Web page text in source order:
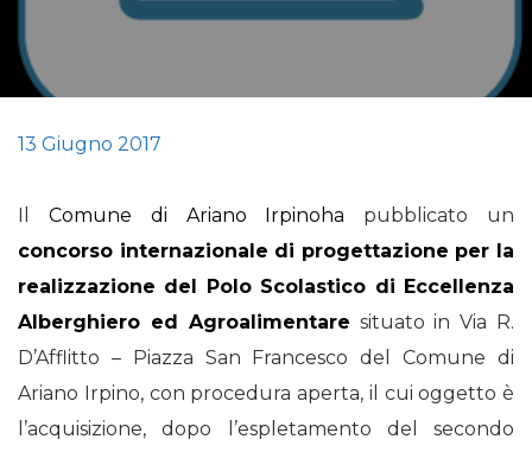
13 Giugno 2017
Il Comune di Ariano Irpinoha pubblicato un
concorso internazionale di progettazione per la
realizzazione del Polo Scolastico di Eccellenza
Alberghiero ed Agroalimentare situato in Via R.
D’Afflitto – Piazza San Francesco del Comune di
Ariano Irpino, con procedura aperta, il cui oggetto è
l’acquisizione, dopo l’espletamento del secondo